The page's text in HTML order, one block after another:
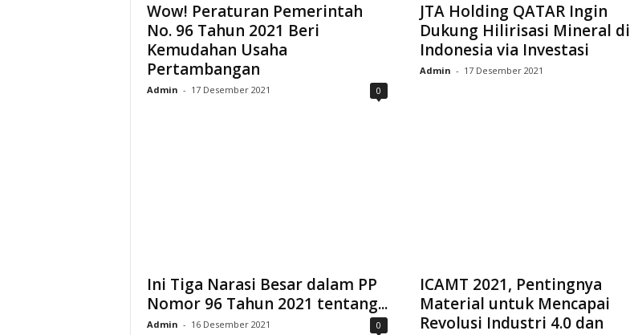
Wow! Peraturan Pemerintah
No. 96 Tahun 2021 Beri
Kemudahan Usaha
Pertambangan
Admin - 17 Desember 2021 0
JTA Holding QATAR Ingin
Dukung Hilirisasi Mineral di
Indonesia via Investasi
Admin - 17 Desember 2021
Ini Tiga Narasi Besar dalam PP
Nomor 96 Tahun 2021 tentang...
Admin - 16 Desember 2021 0
ICAMT 2021, Pentingnya
Material untuk Mencapai
Revolusi Industri 4.0 dan